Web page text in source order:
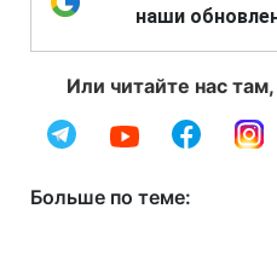
наши
Или читайте нас
Больше по теме: